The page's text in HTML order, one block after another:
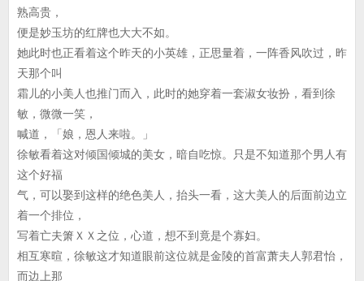
熟高贵，
便是妙玉坊的红牌也大大不如。
她此时也正看着这个昨天的小英雄，正思量着，一阵香风吹过，昨
天那个叫
霜儿的小美人也推门而入，此时的她穿着一套淑女妆扮，看到徐
敏，微微一笑，
喊道，「娘，恩人来啦。」
徐敏看着这对倾国倾城的美女，暗自吃惊。只是不知道那个男人有
这个好福
气，可以娶到这样的绝色美人，抬头一看，这大美人的后面前边立
着一个排位，
写着亡夫箫ＸＸ之位，心道，想不到竟是个寡妇。
相互寒暄，徐敏这才知道眼前这位就是金陵的首富萧夫人郭君怡，
而边上那